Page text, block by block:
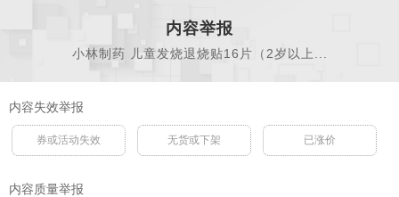
内容举报
小林制药 儿童发烧退烧贴16片（2岁以上...
内容失效举报
券或活动失效 无货或下架 已涨价
内容质量举报